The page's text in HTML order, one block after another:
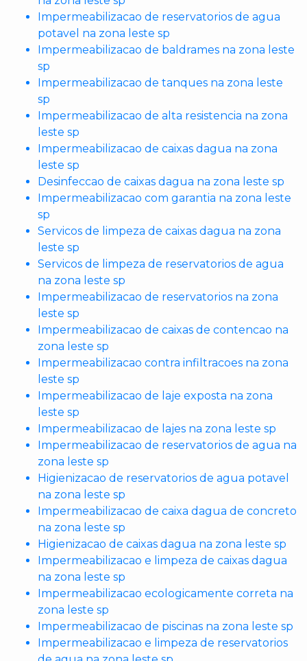
Impermeabilizacao de reservatorios de agua
potavel na zona leste sp
Impermeabilizacao de baldrames na zona leste
sp
Impermeabilizacao de tanques na zona leste
sp
Impermeabilizacao de alta resistencia na zona
leste sp
Impermeabilizacao de caixas dagua na zona
leste sp
Desinfeccao de caixas dagua na zona leste sp
Impermeabilizacao com garantia na zona leste
sp
Servicos de limpeza de caixas dagua na zona
leste sp
Servicos de limpeza de reservatorios de agua
na zona leste sp
Impermeabilizacao de reservatorios na zona
leste sp
Impermeabilizacao de caixas de contencao na
zona leste sp
Impermeabilizacao contra infiltracoes na zona
leste sp
Impermeabilizacao de laje exposta na zona
leste sp
Impermeabilizacao de lajes na zona leste sp
Impermeabilizacao de reservatorios de agua na
zona leste sp
Higienizacao de reservatorios de agua potavel
na zona leste sp
Impermeabilizacao de caixa dagua de concreto
na zona leste sp
Higienizacao de caixas dagua na zona leste sp
Impermeabilizacao e limpeza de caixas dagua
na zona leste sp
Impermeabilizacao ecologicamente correta na
zona leste sp
Impermeabilizacao de piscinas na zona leste sp
Impermeabilizacao e limpeza de reservatorios